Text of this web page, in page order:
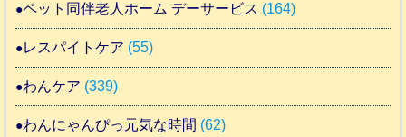
ペット同伴老人ホーム デーサービス (164)
レスパイトケア (55)
わんケア (339)
わんにゃんぴっ元気な時間 (62)